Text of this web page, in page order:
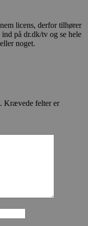
licens, derfor tilhører
på dr.dk/tv og se hele
noget.
Krævede felter er